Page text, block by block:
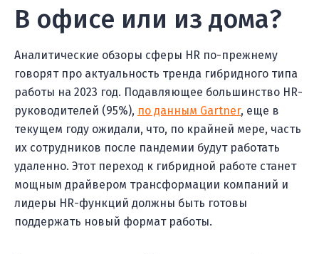
В офисе или из дома?
Аналитические обзоры сферы HR по-прежнему
говорят про актуальность тренда гибридного типа
работы на 2023 год. Подавляющее большинство HR-
руководителей (95%), по данным Gartner, еще в
текущем году ожидали, что, по крайней мере, часть
их сотрудников после пандемии будут работать
удаленно. Этот переход к гибридной работе станет
мощным драйвером трансформации компаний и
лидеры HR-функций должны быть готовы
поддержать новый формат работы.